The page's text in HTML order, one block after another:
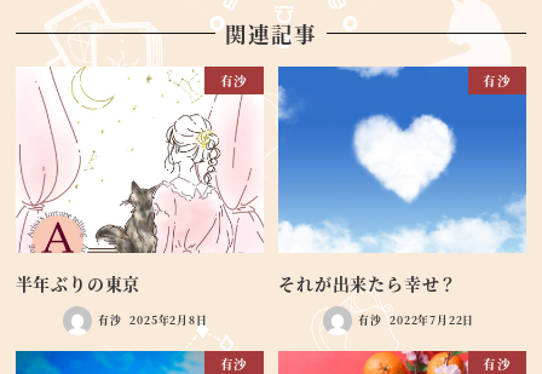
関連記事
有沙
半年ぶりの東京
有沙 2025年2月8日
有沙
それが出来たら幸せ？
有沙 2022年7月22日
有沙 有沙